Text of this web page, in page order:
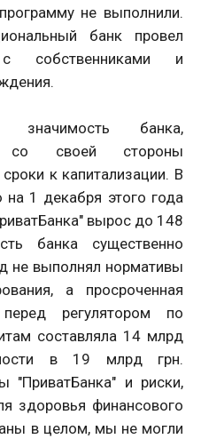
не выполнили.
банк провел
и
значимость банка,
со своей стороны
к капитализации. В
на 1 декабря этого года
вырос до 148
банка существенно
не выполнял нормативы
а просроченная
регулятором по
составляла 14 млрд
в 19 млрд грн.
"ПриватБанка" и риски,
здоровья финансового
в целом, мы не могли